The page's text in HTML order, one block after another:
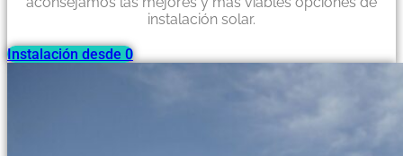
instalación solar.
Instalación desde 0